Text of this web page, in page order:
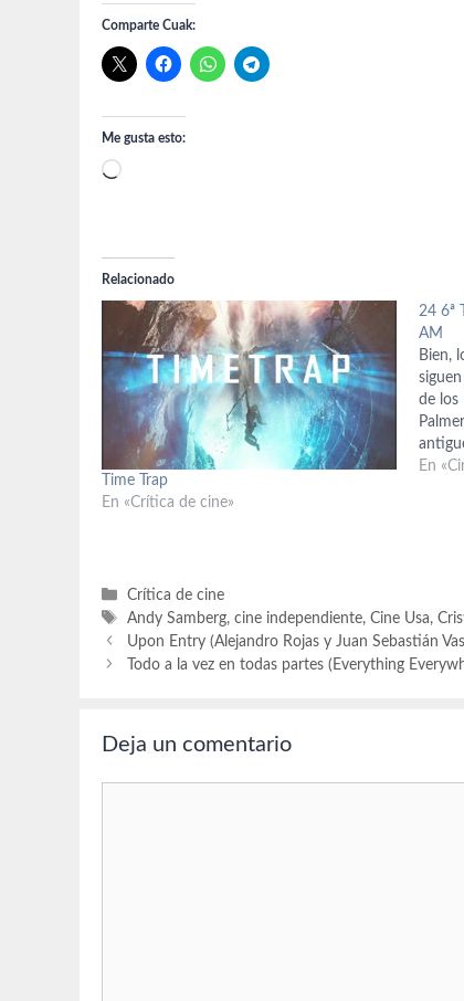
Comparte Cuak:
Me gusta esto:
Cargando...
Relacionado
Time Trap
En «Crítica de cine»
24 6ª
AM
Bien,
de los
En
Categorías
Crítica de cine
Etiquetas
Andy Samberg,cine independiente,Cine Usa,
Upon Entry (Alejandro Rojas y Juan Sebastián
Todo a la vez en todas partes (Everything
Deja un comentario